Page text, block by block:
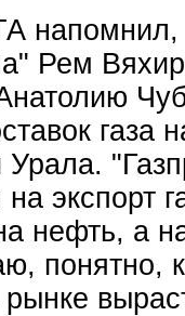
напомнил,
Рем
газа
Урала.
на экспорт
нефть, а
понятно,